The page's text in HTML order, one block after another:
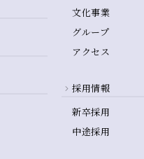
文化事業
グループ
アクセス
採用情報
新卒採用
中途採用